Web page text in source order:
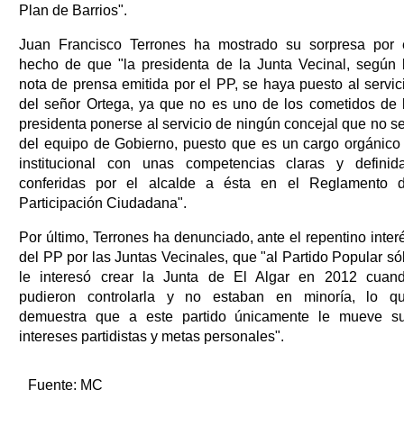
Plan de Barrios".
Juan Francisco Terrones ha mostrado su sorpresa por
hecho de que "la presidenta de la Junta Vecinal, según
nota de prensa emitida por el PP, se haya puesto al
del señor Ortega, ya que no es uno de los cometidos de
presidenta ponerse al servicio de ningún concejal que no
del equipo de Gobierno, puesto que es un cargo orgánico
institucional con unas competencias claras y
conferidas por el alcalde a ésta en el Reglamento
Participación Ciudadana".
Por último, Terrones ha denunciado, ante el repentino
del PP por las Juntas Vecinales, que "al Partido Popular
le interesó crear la Junta de El Algar en 2012
pudieron controlarla y no estaban en minoría, lo
demuestra que a este partido únicamente le mueve
intereses partidistas y metas personales".
Fuente: MC